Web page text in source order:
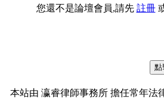
您還不是論壇會員,請先 註冊
本站由 瀛睿律師事務所 擔任常年法